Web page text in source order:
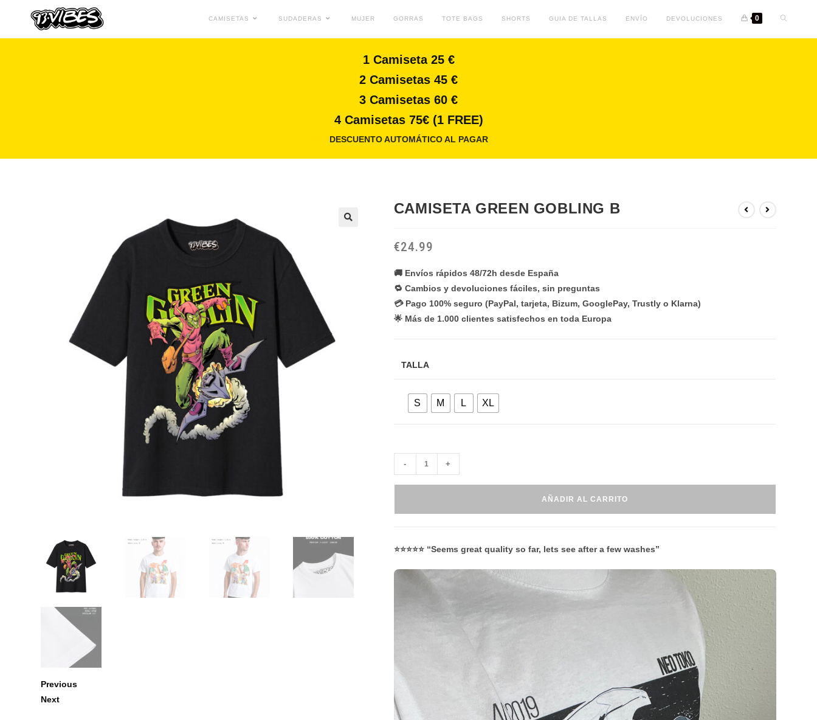
CAMISETAS SUDADERAS MUJER GORRAS TOTE BAGS SHORTS GUIA DE TALLAS ENVÍO DEVOLUCIONES 0
1 Camiseta 25 €
2 Camisetas 45 €
3 Camisetas 60 €
4 Camisetas 75€ (1 FREE)
DESCUENTO AUTOMÁTICO AL PAGAR
Previous
Next
CAMISETA GREEN GOBLING B
€24.99
🚚 Envíos rápidos 48/72h desde España
🔁 Cambios y devoluciones fáciles, sin preguntas
💳 Pago 100% seguro (PayPal, tarjeta, Bizum, GooglePay, Trustly o Klarna)
🌟 Más de 1.000 clientes satisfechos en toda Europa
TALLA
S M L XL
- +
AÑADIR AL CARRITO
⭐⭐⭐⭐⭐ “Seems great quality so far, lets see after a few washes”